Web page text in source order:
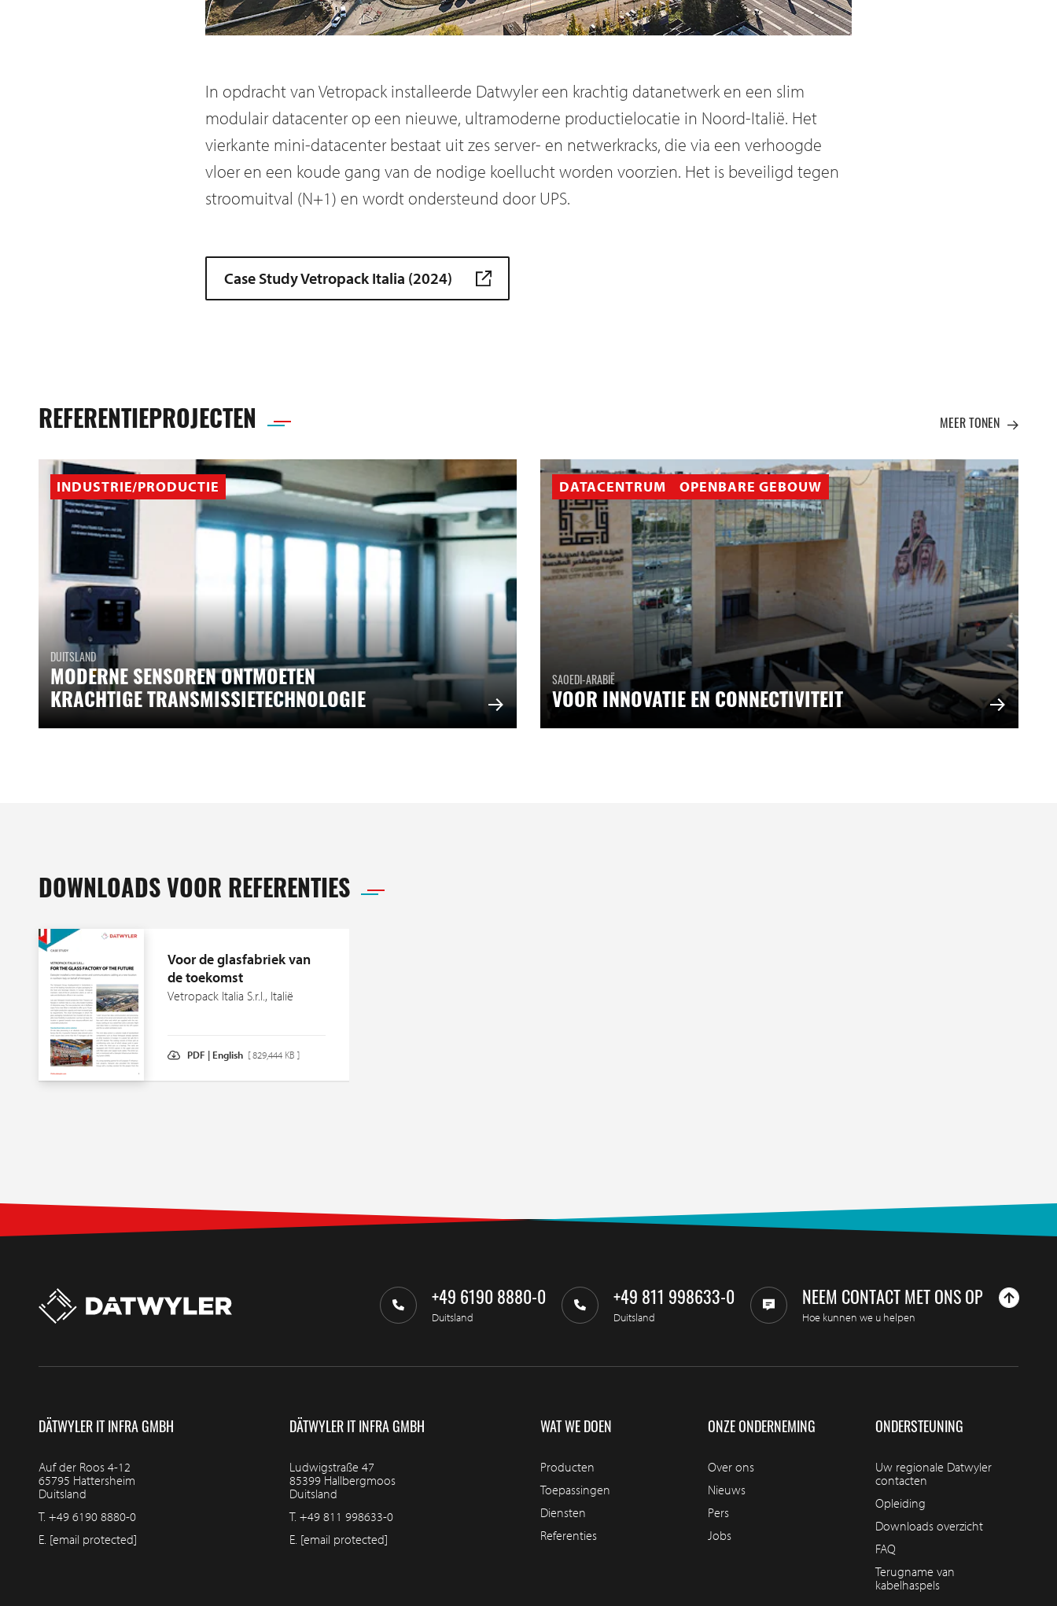
In opdracht van Vetropack installeerde Datwyler een krachtig datanetwerk en een slim
modulair datacenter op een nieuwe, ultramoderne productielocatie in Noord-Italië. Het
vierkante mini-datacenter bestaat uit zes server- en netwerkracks, die via een verhoogde
vloer en een koude gang van de nodige koellucht worden voorzien. Het is beveiligd tegen
stroomuitval (N+1) en wordt ondersteund door UPS.
Case Study Vetropack Italia (2024)
REFERENTIEPROJECTEN
INDUSTRIE/PRODUCTIE
DUITSLAND
MODERNE SENSOREN ONTMOETEN
KRACHTIGE TRANSMISSIETECHNOLOGIE
DATACENTRUM OPENBARE GEBOUW
SAOEDI-ARABIË
VOOR INNOVATIE EN CONNECTIVITEIT
MEER TONEN
DOWNLOADS VOOR REFERENTIES
Voor de glasfabriek van
de toekomst
Vetropack Italia S.r.l., Italië
PDF | English [ 829,444 KB ]
+49 6190 8880-0
Duitsland
+49 811 998633-0
Duitsland
NEEM CONTACT MET ONS OP
Hoe kunnen we u helpen
DÄTWYLER IT INFRA GMBH
Auf der Roos 4-12
65795 Hattersheim
Duitsland
T. +49 6190 8880-0
E. [email protected]
DÄTWYLER IT INFRA GMBH
Ludwigstraße 47
85399 Hallbergmoos
Duitsland
T. +49 811 998633-0
E. [email protected]
WAT WE DOEN
Producten
Toepassingen
Diensten
Referenties
ONZE ONDERNEMING
Over ons
Nieuws
Pers
Jobs
ONDERSTEUNING
Uw regionale Datwyler
contacten
Opleiding
Downloads overzicht
FAQ
Terugname van
kabelhaspels